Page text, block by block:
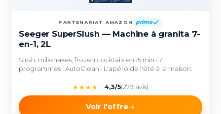
PARTENARIAT AMAZON prime
Seeger SuperSlush — Machine à granita 7-
en-1, 2L
Slush, milkshakes, frozen cocktails en 15 min · 7
programmes · AutoClean · L'apéro de l'été à la maison.
★★★★ 4,3/5(279 avis)
Voir l'offre